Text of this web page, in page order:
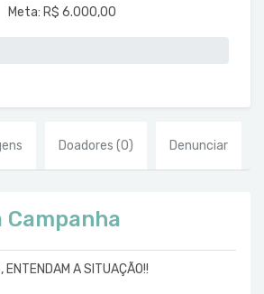
Meta: R$ 6.000,00
Doadores (0) Denunciar
ENTENDAM A SITUAÇÃO!!